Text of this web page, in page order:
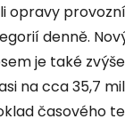
opravy
denně.
je také
na cca 35,7
časového